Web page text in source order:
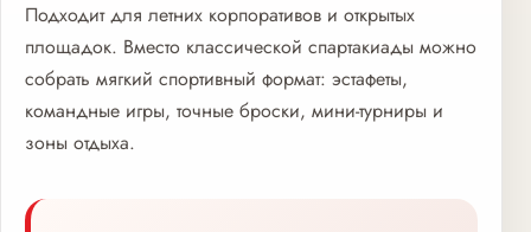
Подходит для летних корпоративов и открытых
площадок. Вместо классической спартакиады можно
собрать мягкий спортивный формат: эстафеты,
командные игры, точные броски, мини-турниры и
зоны отдыха.